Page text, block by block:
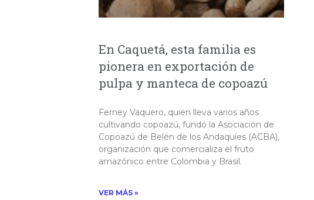
En Caquetá, esta familia es
pionera en exportación de
pulpa y manteca de copoazú
Ferney Vaquero, quien lleva varios años
cultivando copoazú, fundó la Asociación de
Copoazú de Belén de los Andaquíes (ACBA),
organización que comercializa el fruto
amazónico entre Colombia y Brasil.​
VER MÁS »